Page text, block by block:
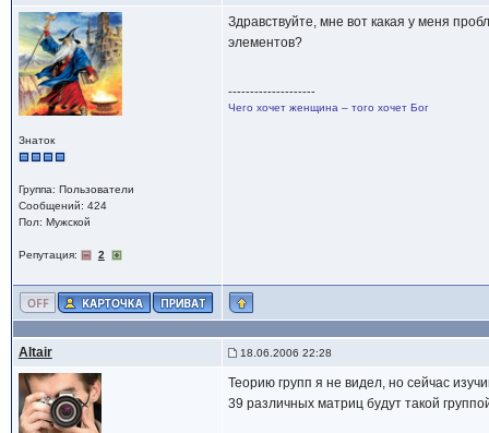
Знаток
Группа: Пользователи
Сообщений: 424
Пол: Мужской
Репутация: 2
Здравствуйте, мне вот какая у меня
элементов?
--------------------
Чего хочет женщина – того хочет Бог
Altair 18.06.2006 22:28
Теорию групп я не видел, но сейчас
39 различных матриц будут такой